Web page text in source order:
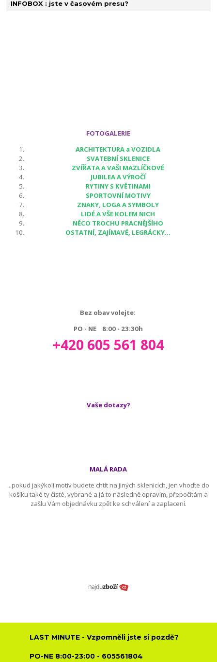
INFOBOX : jste v časovém presu?
FOTOGALERIE
ARCHITEKTURA a VOZIDLA
SVATEBNÍ SKLENICE
ZVÍŘATA A VAŠI MAZLÍČKOVÉ
JUBILEA A VÝROČÍ
RYTINY S KVĚTINAMI
SPORTOVNÍ MOTIVY
ZNAKY, LOGA A SYMBOLY
LIDÉ A VŠE KOLEM NICH
NĚCO TROCHU PRACNĚJŠÍHO
OSTATNÍ, ZAJÍMAVÉ, LEGRÁCKY...
Bez obav volejte:
PO - NE 8:00 - 23:30h
+420 605 561 804
Vaše dotazy?
MALÁ RADA
...pokud jakýkoli motiv budete chtít na jiných sklenicích, jen vhoďte do
košíku také ty čisté, vybrané a já to následně opravím, přepočítám a
zašlu Vám objednávku zpět ke schválení a zaplacení.
LAST MINUTE - Vzpomněli jste si pozdě?
PO-NE 8:00-23:00 - 605561804